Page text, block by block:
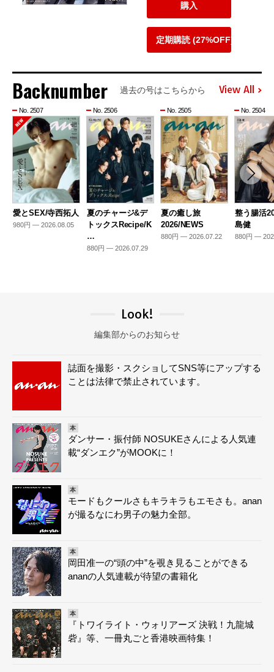
購入
定期購読 (27%OFF)
Backnumber 過去の号はこちらから View All
No. 2507
愛とSEX/寺西拓人
980円 — 2026.08.05
No. 2506
夏のチャージ&デ
トックスRecipe/K
…
880円 — 2026.07.29
No. 2505
夏の癒し旅
2026/NEWS
880円 — 2026.07.22
No. 2504
整う腸活
島健
880円 —
Look!
編集部からのお知らせ
誌面を撮影・スクショしてSNS等にアップする
ことは法律で禁止されています。
本
ダンサー・振付師 NOSUKEさんによる人気連
載“ダンエク”がMOOKに！
本
モードもクールさもキラキラもエモさも。anan
が撮るなにわ男子の魅力全部。
本
岡田准一の“頭の中”を覗き見ることができる
ananの人気連載が待望の書籍化
本
『トワイライト・ウォリアーズ 決戦！九龍城
砦』等、一冊丸ごと香港映画特集！